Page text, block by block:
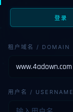
登录
租户域名 / DOMAIN
用户名 / USERNAME